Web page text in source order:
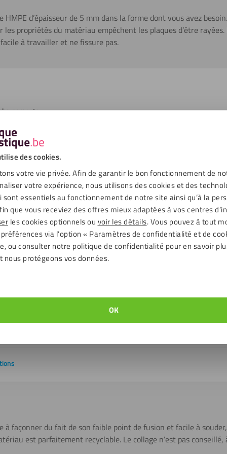
des cookies.
votre vie privée. Afin de garantir le bon fonctionnement de
votre expérience, nous utilisons des cookies et des
sont essentiels au fonctionnement de notre site ainsi qu’à la
que vous receviez des offres mieux adaptées à vos centres
les cookies optionnels ou voir les détails. Vous pouvez à tout
via l’option « Paramètres de confidentialité et de
ou consulter notre politique de confidentialité pour en savoir
nous protégeons vos données.
OK
HMPE d’épaisseur de 5 mm dans la forme dont vous avez
propriétés du matériau empêchent les plaques d’être
à travailler et ne fissure pas.
Lisse
Intérieur
Non
Oui
- 200 jusqu'à 80 ℃
Difficile à coller et à étiqueter
à façonner du fait de son faible point de fusion et facile à
est parfaitement recyclable. Le collage n’est pas